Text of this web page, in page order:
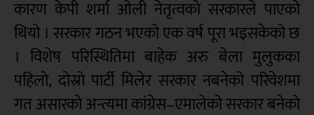
कारण केपी शर्मा ओली नेतृत्वको सरकारले पाएको
थियो । सरकार गठन भएको एक वर्ष पूरा भइसकेको छ
। विशेष परिस्थितिमा बाहेक अरु बेला मुलुकका
पहिलो, दोस्रो पार्टी मिलेर सरकार नबनेको परिवेशमा
गत असारको अन्त्यमा कांग्रेस–एमालेको सरकार बनेको